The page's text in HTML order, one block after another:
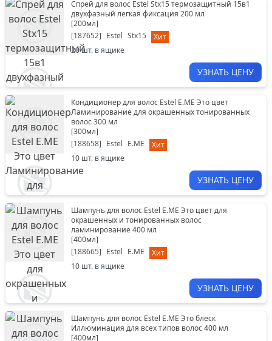
Спрей для волос Estel Stх15 термозащитный 15в1
двухфазный легкая фиксация 200 мл
[200мл]
[187652] Estel Stх15
Хит
20шт. в ящике
УЗНАТЬ ЦЕНУ
Кондиционер для волос Estel E.ME Это цвет
Ламинирование для окрашенных тонированных
волос 300 мл
[300мл]
[188658] Estel E.ME
Хит
10 шт. в ящике
УЗНАТЬ ЦЕНУ
Шампунь для волос Estel E.ME Это цвет для
окрашенных и тонированных волос
ламинирование 400 мл
[400мл]
[188665] Estel E.ME
Хит
10 шт. в ящике
УЗНАТЬ ЦЕНУ
Шампунь для волос Estel E.ME Это блеск
Иллюминация для всех типов волос 400 мл
[400мл]